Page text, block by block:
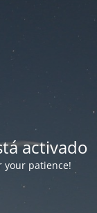
activado
your patience!